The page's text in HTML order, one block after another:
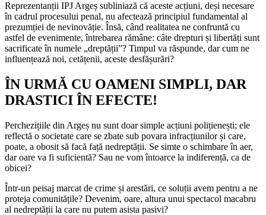
Reprezentanții IPJ Argeș subliniază că aceste acțiuni, deși necesare
în cadrul procesului penal, nu afectează principiul fundamental al
prezumției de nevinovăție. Însă, când realitatea ne confruntă cu
astfel de evenimente, întrebarea rămâne: câte drepturi și libertăți sunt
sacrificate în numele „dreptății”? Timpul va răspunde, dar cum ne
influențează noi, cetățenii, aceste desfășurări?
ÎN URMĂ CU OAMENI SIMPLI, DAR
DRASTICI ÎN EFECTE!
Perchezițiile din Argeș nu sunt doar simple acțiuni polițienești; ele
reflectă o societate care se zbate sub povara infracțiunilor și care,
poate, a obosit să facă față nedreptății. Se simte o schimbare în aer,
dar oare va fi suficientă? Sau ne vom întoarce la indiferență, ca de
obicei?
Într-un peisaj marcat de crime și arestări, ce soluții avem pentru a ne
proteja comunitățile? Devenim, oare, altura unui spectacol macabru
al nedreptății la care nu putem asista pasivi?